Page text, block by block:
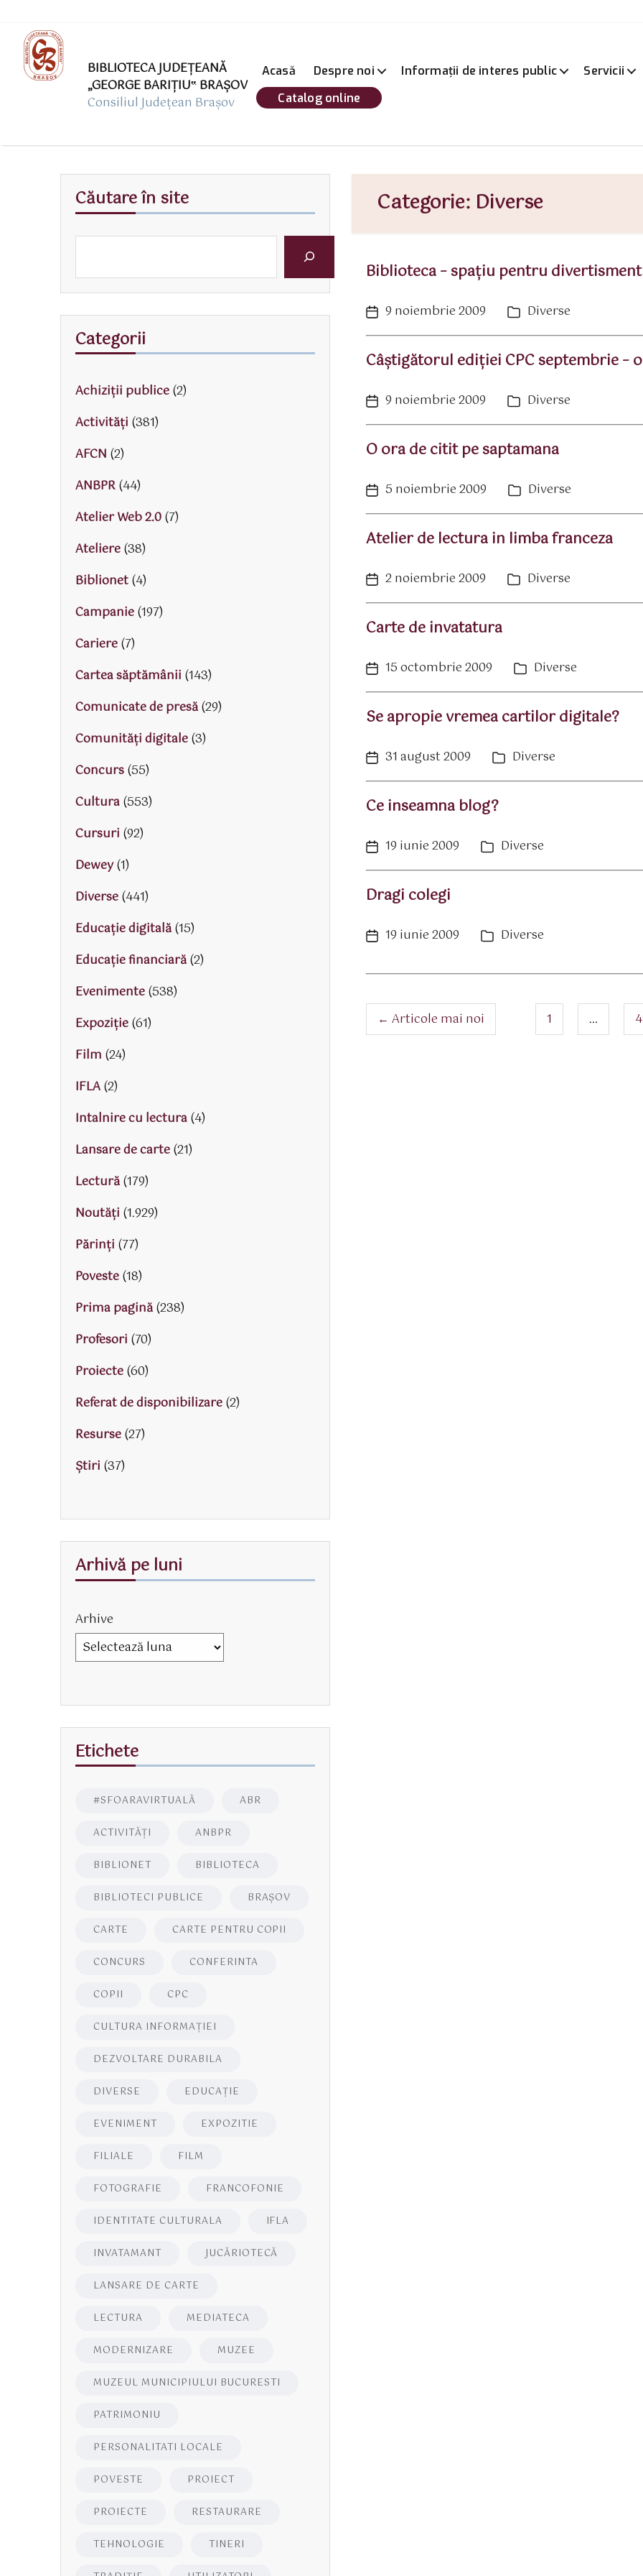
BIBLIOTECA JUDEȚEANĂ
„GEORGE BARIŢIU‟ BRAŞOV
Consiliul Județean Brașov
Acasă Despre noi Informații de interes public Servicii
Catalog online
Categorie: Diverse
Biblioteca – spaţiu pentru
Dată
articol
9 noiembrie 2009 Categorii
Diverse
Câştigătorul ediţiei CPC septembrie –
Dată
articol
9 noiembrie 2009 Categorii
Diverse
O ora de citit pe saptamana
Dată
articol
5 noiembrie 2009 Categorii
Diverse
Atelier de lectura in limba franceza
Dată
articol
2 noiembrie 2009 Categorii
Diverse
Carte de invatatura
Dată
articol
15 octombrie 2009 Categorii
Diverse
Se apropie vremea cartilor digitale?
Dată
articol
31 august 2009 Categorii
Diverse
Ce inseamna blog?
Dată
articol
19 iunie 2009 Categorii
Diverse
Dragi colegi
Dată19 iunie 2009 Categorii
Diverse
Navigare
articole
← Articole mai noi pagina
1 …
Căutare în site
Categorii
Achiziții publice(2)
Activităţi (381)
AFCN (2)
ANBPR(44)
Atelier Web 2.0(7)
Ateliere(38)
Biblionet(4)
Campanie(197)
Cariere(7)
Cartea săptămânii (143)
Comunicate de presă(29)
Comunități digitale(3)
Concurs(55)
Cultura(553)
Cursuri (92)
Dewey(1)
Diverse(441)
Educaţie digitală(15)
Educaţie financiară(2)
Evenimente(538)
Expoziție(61)
Film (24)
IFLA(2)
Intalnire cu lectura(4)
Lansare de carte(21)
Lectură(179)
Noutăți (1.929)
Părinţi (77)
Poveste(18)
Prima pagină(238)
Profesori (70)
Proiecte(60)
Referat de disponibilizare(2)
Resurse(27)
Știri (37)
Arhivă pe luni
Arhive
Etichete
#SFOARAVIRTUALĂ ABR
ACTIVITĂŢI ANBPR
BIBLIONET BIBLIOTECA
BIBLIOTECI PUBLICE BRAŞOV
CARTE CARTE PENTRU COPII
CONCURS CONFERINTA
COPII CPC
CULTURA INFORMAŢIEI
DEZVOLTARE DURABILA
DIVERSE EDUCAŢIE
EVENIMENT EXPOZITIE
FILIALE FILM
FOTOGRAFIE FRANCOFONIE
IDENTITATE CULTURALA IFLA
INVATAMANT JUCĂRIOTECĂ
LANSARE DE CARTE
LECTURA MEDIATECA
MODERNIZARE MUZEE
MUZEUL MUNICIPIULUI BUCURESTI
PATRIMONIU
PERSONALITATI LOCALE
POVESTE PROIECT
PROIECTE RESTAURARE
TEHNOLOGIE TINERI